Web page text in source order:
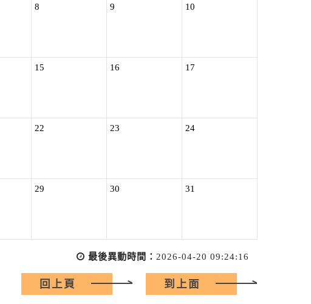
8 9 10
15 16 17
22 23 24
29 30 31
最後異動時間： 2026-04-20 09:24:16
回上頁 到上面